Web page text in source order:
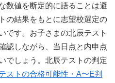
数値を断定的に語ることは避
の結果をもとに志望校選定の
です。お子さまの北辰テスト
認しながら、当日点と内申点
でしょう。北辰テストの判定
ストの合格可能性・A〜E判